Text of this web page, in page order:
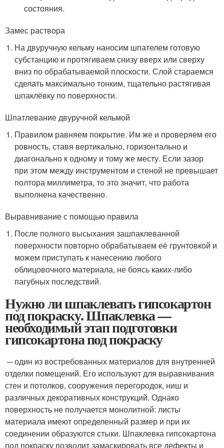
состояния.
Замес раствора
На двуручную кельму наносим шпателем готовую
субстанцию и протягиваем снизу вверх или сверху
вниз по обрабатываемой плоскости. Слой стараемся
сделать максимально тонким, тщательно растягивая
шпаклёвку по поверхности.
Шпатлевание двуручной кельмой
Правилом равняем покрытие. Им же и проверяем его
ровность, ставя вертикально, горизонтально и
диагонально к одному и тому же месту. Если зазор
при этом между инструментом и стеной не превышает
полтора миллиметра, то это значит, что работа
выполнена качественно.
Выравнивание с помощью правила
После полного высыхания зашпаклеванной
поверхности повторно обрабатываем её грунтовкой и
можем приступать к нанесению любого
облицовочного материала, не боясь каких-либо
пагубных последствий.
Нужно ли шпаклевать гипсокартон
под покраску. Шпаклевка —
необходимый этап подготовки
гипсокартона под покраску
─ один из востребованных материалов для внутренней
отделки помещений. Его используют для выравнивания
стен и потолков, сооружения перегородок, ниш и
различных декоративных конструкций. Однако
поверхность не получается монолитной: листы
материала имеют определенный размер и при их
соединении образуются стыки. Шпаклевка гипсокартона
под покраску позволит замаскировать все дефекты и